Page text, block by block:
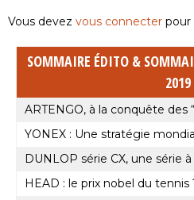
Vous devez vous connecter pour
SOMMAIRE ÉDITO &
2019
ARTENGO, à la conquête des
YONEX : Une stratégie
DUNLOP série CX, une série à
HEAD : le prix nobel du tennis